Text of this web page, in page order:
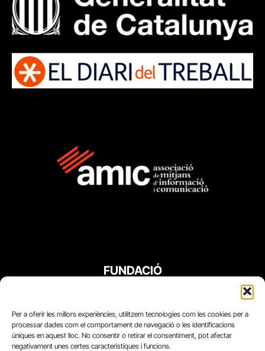
Per a oferir les millors experiències, utilitzem tecnologies com les cookies per a
processar dades com el comportament de navegació o les identificacions
úniques en aquest lloc. No consentir o retirar el consentiment, pot afectar
negativament unes certes característiques i funcions.
FUNDACIÓ